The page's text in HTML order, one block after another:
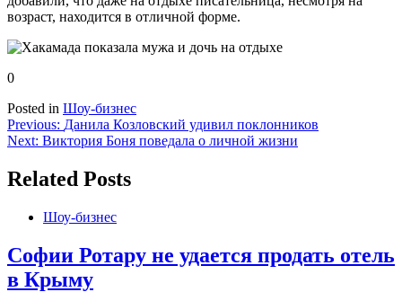
возраст, находится в отличной форме.
0
Posted in Шоу-бизнес
Навигация
по
записям
Previous: Данила Козловский удивил поклонников
Next: Виктория Боня поведала о личной жизни
Related Posts
Шоу-бизнес
Софии Ротару не удается продать отель
в Крыму